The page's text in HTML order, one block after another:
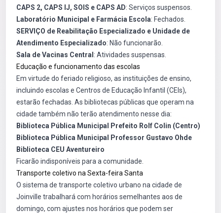
CAPS 2, CAPS IJ, SOIS e CAPS AD: Serviços suspensos.
Laboratório Municipal e Farmácia Escola: Fechados.
SERVIÇO de Reabilitação Especializado e Unidade de
Atendimento Especializado: Não funcionarão.
Sala de Vacinas Central : Atividades suspensas.
Educação e funcionamento das escolas
Em virtude do feriado religioso, as instituições de ensino,
incluindo escolas e Centros de Educação Infantil (CEIs),
estarão fechadas. As bibliotecas públicas que operam na
cidade também não terão atendimento nesse dia:
Biblioteca Pública Municipal Prefeito Rolf Colin (Centro)
Biblioteca Pública Municipal Professor Gustavo Ohde
Biblioteca CEU Aventureiro
Ficarão indisponíveis para a comunidade.
Transporte coletivo na Sexta-feira Santa
O sistema de transporte coletivo urbano na cidade de
Joinville trabalhará com horários semelhantes aos de
domingo, com ajustes nos horários que podem ser